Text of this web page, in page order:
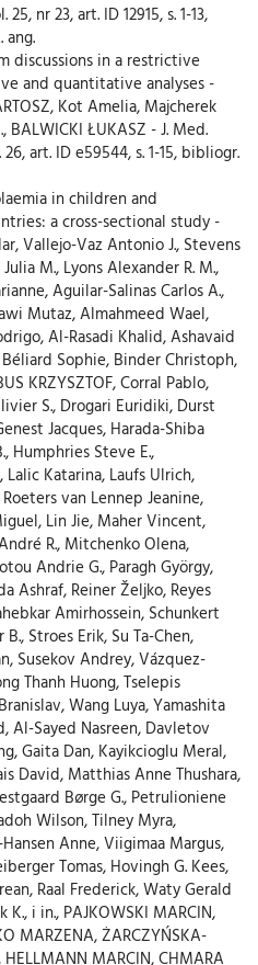
nr 23, art. ID 12915, s. 1-13,
ang.
discussions in a restrictive
and quantitative analyses -
Kot Amelia, Majcherek
BALWICKI ŁUKASZ - J. Med.
art. ID e59544, s. 1-15, bibliogr.
in children and
a cross-sectional study -
Vallejo-Vaz Antonio J., Stevens
M., Lyons Alexander R. M.,
Aguilar-Salinas Carlos A.,
Mutaz, Almahmeed Wael,
Al-Rasadi Khalid, Ashavaid
Béliard Sophie, Binder Christoph,
KRZYSZTOF, Corral Pablo,
S., Drogari Euridiki, Durst
Jacques, Harada-Shiba
Humphries Steve E.,
Katarina, Laufs Ulrich,
van Lennep Jeanine,
Lin Jie, Maher Vincent,
R., Mitchenko Olena,
Andrie G., Paragh György,
Ashraf, Reiner Željko, Reyes
Amirhossein, Schunkert
Stroes Erik, Su Ta-Chen,
Susekov Andrey, Vázquez-
Thanh Huong, Tselepis
Wang Luya, Yamashita
Al-Sayed Nasreen, Davletov
Gaita Dan, Kayikcioglu Meral,
David, Matthias Anne Thushara,
Børge G., Petrulioniene
Wilson, Tilney Myra,
Anne, Viigimaa Margus,
Tomas, Hovingh G. Kees,
Raal Frederick, Waty Gerald
K., i in., PAJKOWSKI MARCIN,
MARZENA, ŻARCZYŃSKA-
MARCIN, CHMARA